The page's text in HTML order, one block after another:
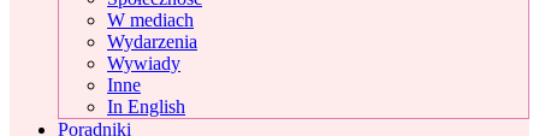
W mediach
Wydarzenia
Wywiady
Inne
In English
Poradniki